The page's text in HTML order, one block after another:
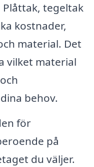
tegeltak
kostnader,
material. Det
vilket material
behov.
för
på
du väljer.